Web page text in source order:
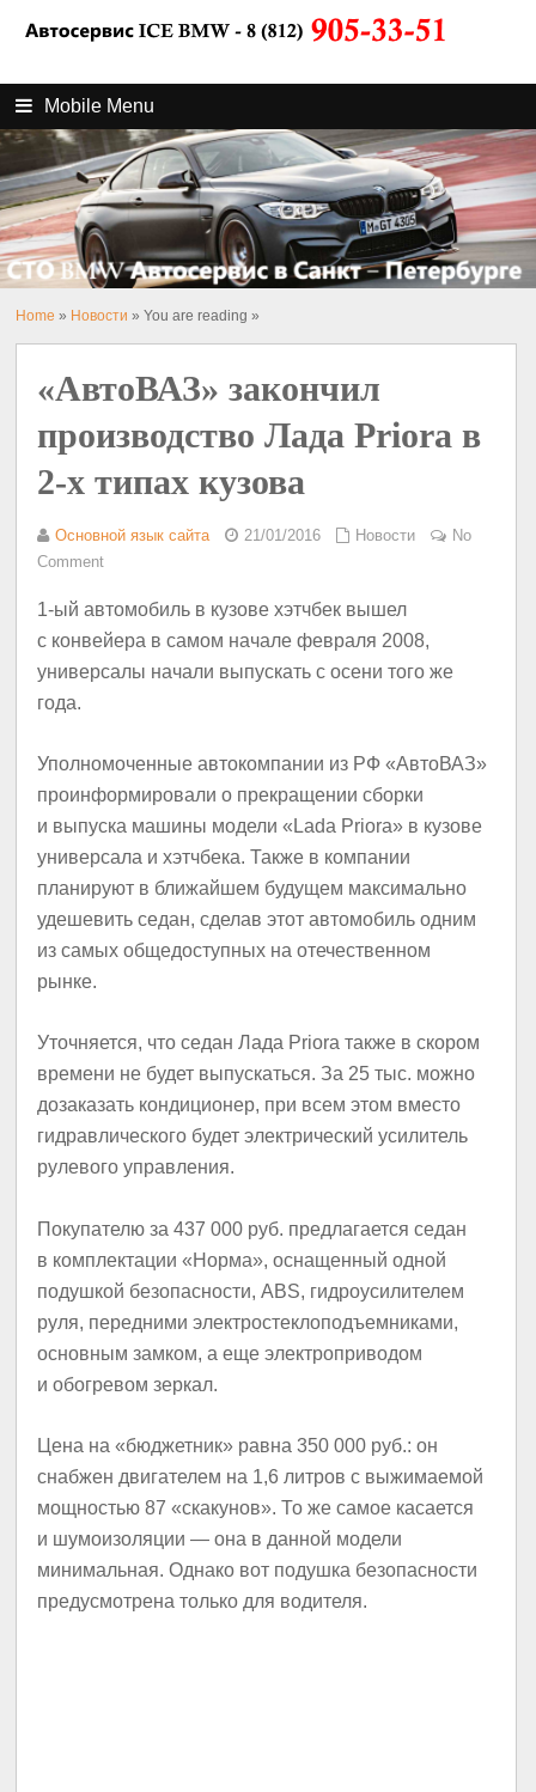
Mobile Menu
Home » Новости » You are reading »
«АвтоВАЗ» закончил
производство Лада Priora в
2-х типах кузова
Основной язык сайта 21/01/2016 Новости
No
Comment
1-ый автомобиль в кузове хэтчбек вышел
с конвейера в самом начале февраля 2008,
универсалы начали выпускать с осени того же
года.
Уполномоченные автокомпании из РФ «АвтоВАЗ»
проинформировали о прекращении сборки
и выпуска машины модели «Lada Priora» в кузове
универсала и хэтчбека. Также в компании
планируют в ближайшем будущем максимально
удешевить седан, сделав этот автомобиль одним
из самых общедоступных на отечественном
рынке.
Уточняется, что седан Лада Priora также в скором
времени не будет выпускаться. За 25 тыс. можно
дозаказать кондиционер, при всем этом вместо
гидравлического будет электрический усилитель
рулевого управления.
Покупателю за 437 000 руб. предлагается седан
в комплектации «Норма», оснащенный одной
подушкой безопасности, ABS, гидроусилителем
руля, передними электростеклоподъемниками,
основным замком, а еще электроприводом
и обогревом зеркал.
Цена на «бюджетник» равна 350 000 руб.: он
снабжен двигателем на 1,6 литров с выжимаемой
мощностью 87 «скакунов». То же самое касается
и шумоизоляции — она в данной модели
минимальная. Однако вот подушка безопасности
предусмотрена только для водителя.